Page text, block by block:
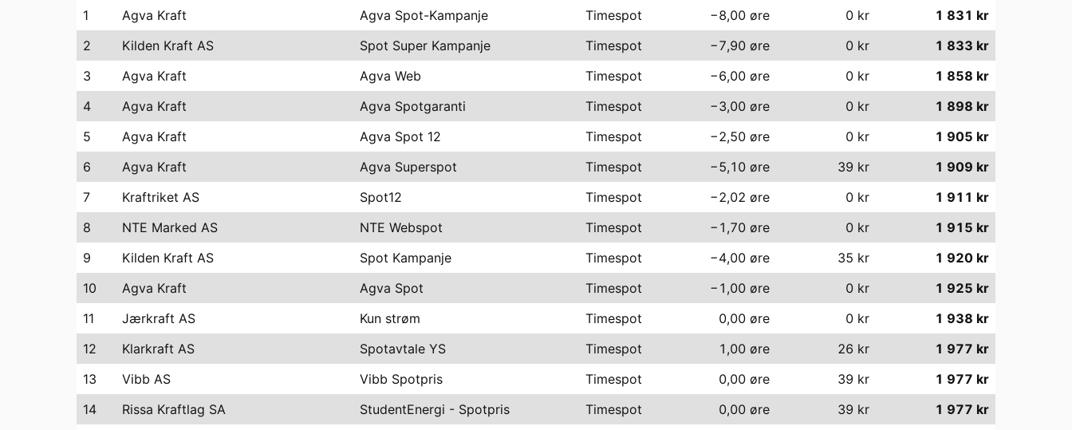
1 Agva Kraft Agva Spot-Kampanje Timespot −8,00 øre 0 kr 1 831 kr
2
Kilden Kraft AS Spot Super Kampanje Timespot −7,90 øre 0 kr 1 833 kr
3
Agva Kraft Agva Web Timespot −6,00 øre 0 kr 1 858 kr
4
Agva Kraft Agva Spotgaranti Timespot −3,00 øre 0 kr 1 898 kr
5
Agva Kraft Agva Spot 12 Timespot −2,50 øre 0 kr 1 905 kr
6
Agva Kraft Agva Superspot Timespot −5,10 øre 39 kr 1 909 kr
7
Kraftriket AS Spot12 Timespot −2,02 øre 0 kr 1 911 kr
8
NTE Marked AS NTE Webspot Timespot −1,70 øre 0 kr 1 915 kr
9
Kilden Kraft AS Spot Kampanje Timespot −4,00 øre 35 kr 1 920 kr
10
Agva Kraft Agva Spot Timespot −1,00 øre 0 kr 1 925 kr
11
Jærkraft AS Kun strøm Timespot 0,00 øre 0 kr 1 938 kr
12
Klarkraft AS Spotavtale YS Timespot 1,00 øre 26 kr 1 977 kr
13
Vibb AS Vibb Spotpris Timespot 0,00 øre 39 kr 1 977 kr
14
Rissa Kraftlag SA StudentEnergi - Spotpris Timespot 0,00 øre 39 kr 1 977 kr